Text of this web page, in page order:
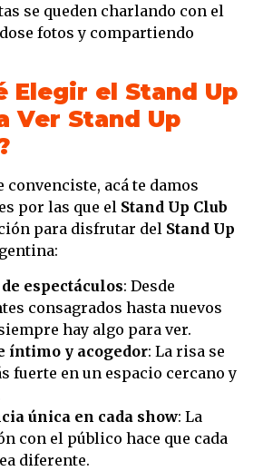
se queden charlando con el
fotos y compartiendo
Elegir el Stand Up
Ver Stand Up
convenciste, acá te damos
por las que el Stand Up Club
para disfrutar del Stand Up
espectáculos: Desde
consagrados hasta nuevos
hay algo para ver.
íntimo y acogedor: La risa se
fuerte en un espacio cercano y
única en cada show: La
con el público hace que cada
diferente.